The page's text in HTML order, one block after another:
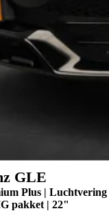
GLE
Plus | Luchtvering
pakket | 22"